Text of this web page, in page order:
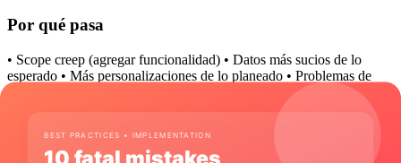
Por qué pasa
• Scope creep (agregar funcionalidad) • Datos más sucios de lo
esperado • Más personalizaciones de lo planeado • Problemas de